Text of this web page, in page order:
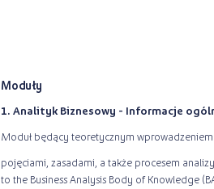
Moduły
1. Analityk Biznesowy - Informacje
Moduł będący teoretycznym
pojęciami, zasadami, a także procesem
to the Business Analysis Body of Knowledge